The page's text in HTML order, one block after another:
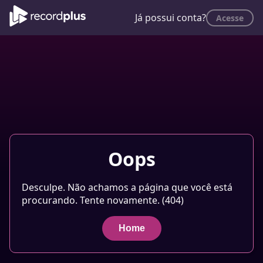
Já possui conta? Acesse
Oops
Desculpe. Não achamos a página que você está
procurando. Tente novamente. (404)
Home